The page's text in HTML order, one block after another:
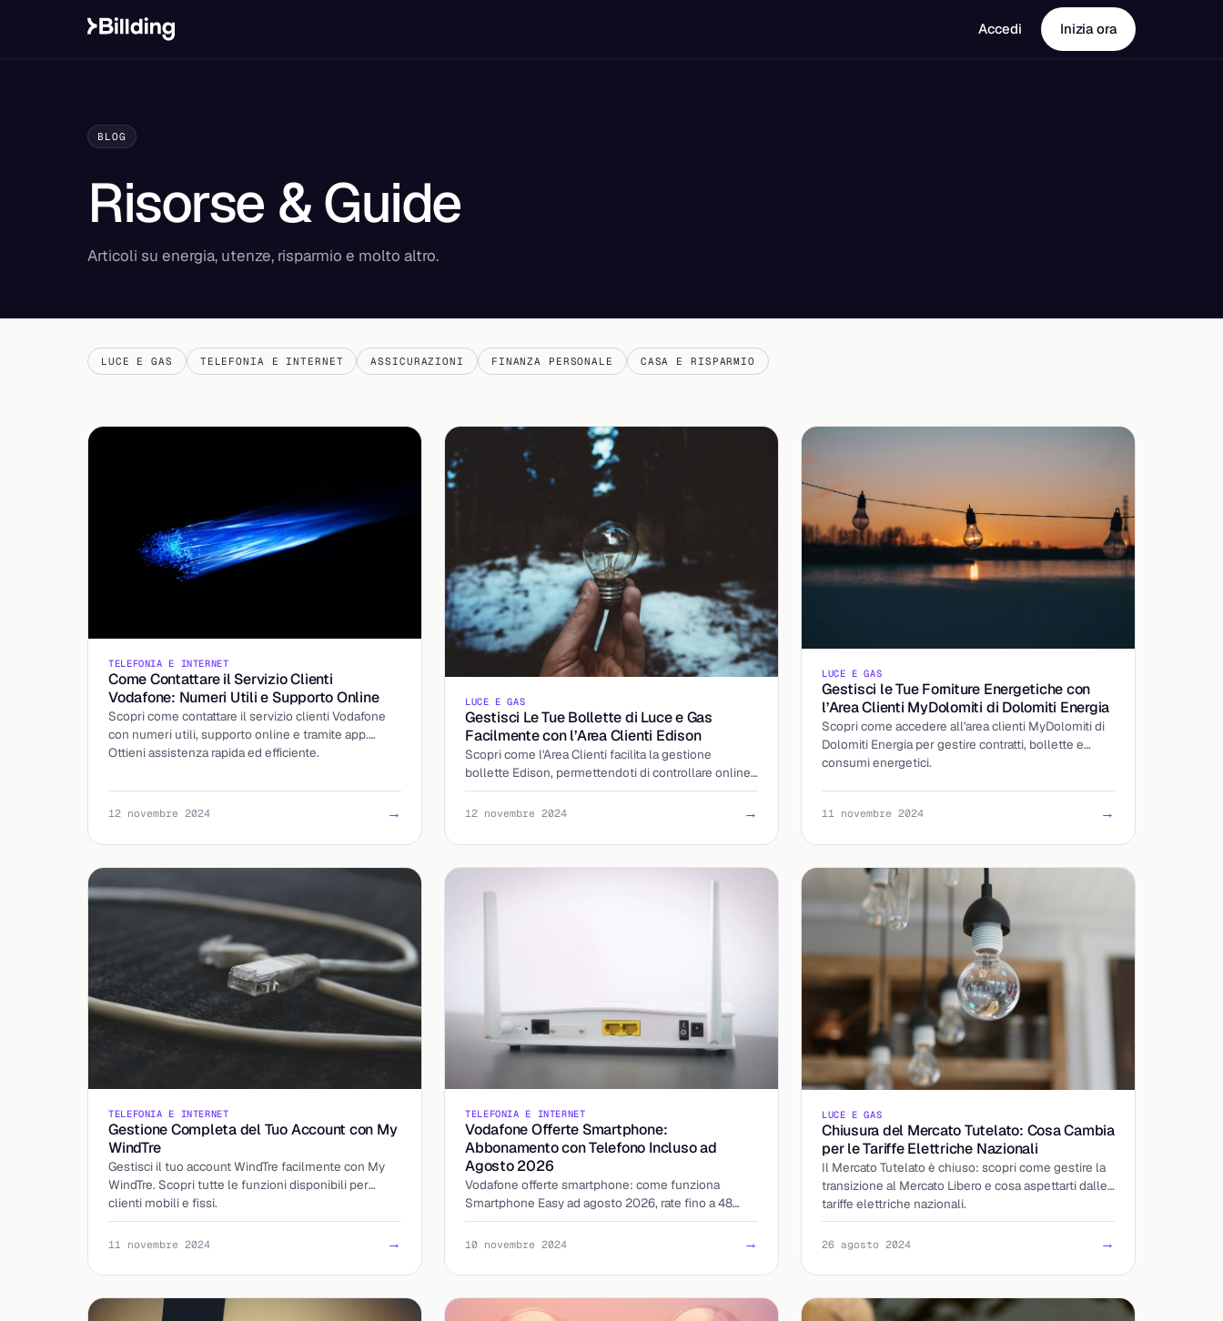
Accedi Inizia ora
BLOG
Risorse & Guide
Articoli su energia, utenze, risparmio e molto altro.
LUCE E GAS TELEFONIA E INTERNET ASSICURAZIONI FINANZA PERSONALE CASA E RISPARMIO
TELEFONIA E INTERNET
Come Contattare il Servizio Clienti
Vodafone: Numeri Utili e Supporto Online
Scopri come contattare il servizio clienti Vodafone
con numeri utili, supporto online e tramite app.
Ottieni assistenza rapida ed efficiente.
12 novembre 2024 →
LUCE E GAS
Gestisci Le Tue Bollette di Luce e Gas
Facilmente con l’Area Clienti Edison
Scopri come l'Area Clienti facilita la gestione
bollette Edison, permettendoti di controllare online
le bollette di luce e gas e i consumi.
12 novembre 2024 →
LUCE E GAS
Gestisci le Tue Forniture Energetiche con
l’Area Clienti MyDolomiti di Dolomiti Energia
Scopri come accedere all'area clienti MyDolomiti di
Dolomiti Energia per gestire contratti, bollette e
consumi energetici.
11 novembre 2024 →
TELEFONIA E INTERNET
Gestione Completa del Tuo Account con My
WindTre
Gestisci il tuo account WindTre facilmente con My
WindTre. Scopri tutte le funzioni disponibili per
clienti mobili e fissi.
11 novembre 2024 →
TELEFONIA E INTERNET
Vodafone Offerte Smartphone:
Abbonamento con Telefono Incluso ad
Agosto 2026
Vodafone offerte smartphone: come funziona
Smartphone Easy ad agosto 2026, rate fino a 48
mesi senza anticipo e cosa succede se cambi
operatore.
10 novembre 2024 →
LUCE E GAS
Chiusura del Mercato Tutelato: Cosa Cambia
per le Tariffe Elettriche Nazionali
Il Mercato Tutelato è chiuso: scopri come gestire la
transizione al Mercato Libero e cosa aspettarti dalle
tariffe elettriche nazionali.
26 agosto 2024 →